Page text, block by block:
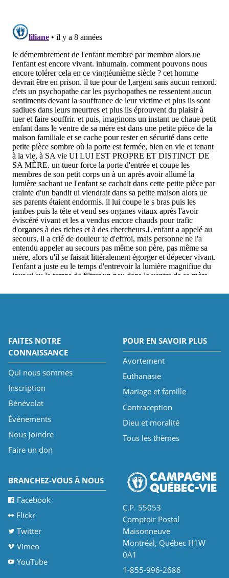
FAITES NOTRE
CONNAISSANCE
Qui nous sommes
Inscription
Bénévolat
Événements
Nous joindre
Faire un don
POUR EN SAVOIR PLUS
Avortement
Euthanasie
Mariage et famille
Contraception
Dieu et moralité
Tous les thèmes
BRANCHEZ-VOUS À NOUS
Facebook
Flickr
Twitter
Vimeo
YouTube
C.P. 55053
Comptoir Postal
Maisonneuve
Montréal, Québec H1W
0A1
1-855-996-2686